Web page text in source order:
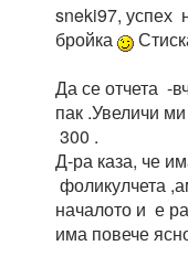
sneki97, успех
бройка
Да се отчета -
пак .Увеличи
300 .
Д-ра каза, че
фоликулчета
началото и е
има повече